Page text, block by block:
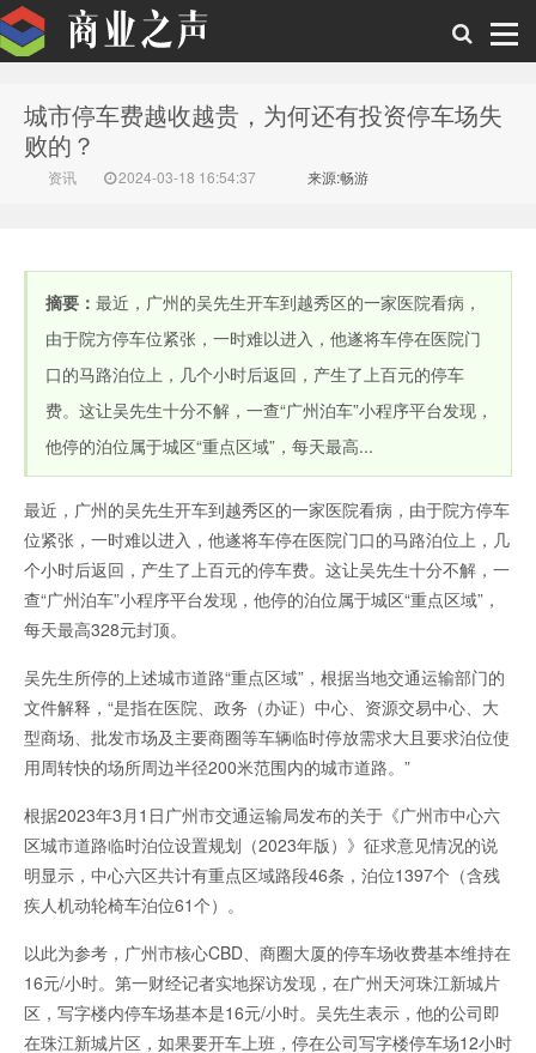
商业之声
城市停车费越收越贵，为何还有投资停车场失
败的？
资讯 2024-03-18 16:54:37 来源:畅游
摘要： 最近，广州的吴先生开车到越秀区的一家医院看病，
由于院方停车位紧张，一时难以进入，他遂将车停在医院门
口的马路泊位上，几个小时后返回，产生了上百元的停车
费。这让吴先生十分不解，一查“广州泊车”小程序平台发现，
他停的泊位属于城区“重点区域”，每天最高...
最近，广州的吴先生开车到越秀区的一家医院看病，由于院方停车
位紧张，一时难以进入，他遂将车停在医院门口的马路泊位上，几
个小时后返回，产生了上百元的停车费。这让吴先生十分不解，一
查“广州泊车”小程序平台发现，他停的泊位属于城区“重点区域”，
每天最高328元封顶。
吴先生所停的上述城市道路“重点区域”，根据当地交通运输部门的
文件解释，“是指在医院、政务（办证）中心、资源交易中心、大
型商场、批发市场及主要商圈等车辆临时停放需求大且要求泊位使
用周转快的场所周边半径200米范围内的城市道路。”
根据2023年3月1日广州市交通运输局发布的关于《广州市中心六
区城市道路临时泊位设置规划（2023年版）》征求意见情况的说
明显示，中心六区共计有重点区域路段46条，泊位1397个（含残
疾人机动轮椅车泊位61个）。
以此为参考，广州市核心CBD、商圈大厦的停车场收费基本维持在
16元/小时。第一财经记者实地探访发现，在广州天河珠江新城片
区，写字楼内停车场基本是16元/小时。吴先生表示，他的公司即
在珠江新城片区，如果要开车上班，停在公司写字楼停车场12小时